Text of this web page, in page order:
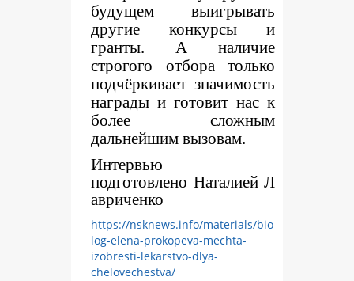
будущем выигрывать
другие конкурсы и
гранты. А наличие
строгого отбора только
подчёркивает значимость
награды и готовит нас к
более сложным
дальнейшим вызовам.
Интервью
подготовлено Наталией Л
авриченко
https://nsknews.info/materials/bio
log-elena-prokopeva-mechta-
izobresti-lekarstvo-dlya-
chelovechestva/